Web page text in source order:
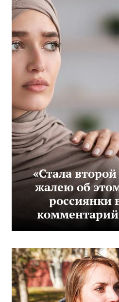
«Стала
жалею об
россиянки
комментарий